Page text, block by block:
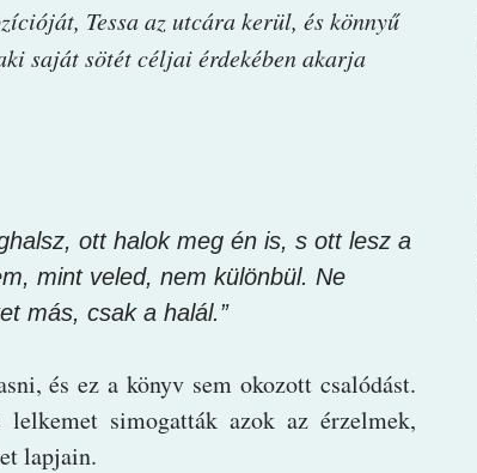
Tessa az utcára kerül, és könnyű
saját sötét céljai érdekében akarja
ott halok meg én is, s ott lesz a
mint veled, nem különbül. Ne
más, csak a halál.”
és ez a könyv sem okozott csalódást.
simogatták azok az érzelmek,
lapjain.